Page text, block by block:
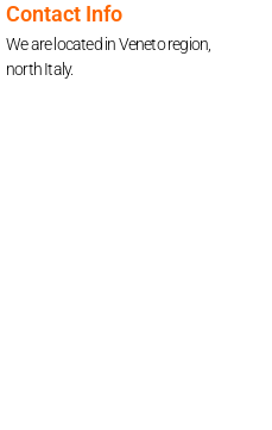
Contact Info
We are located in Veneto region,
north Italy.